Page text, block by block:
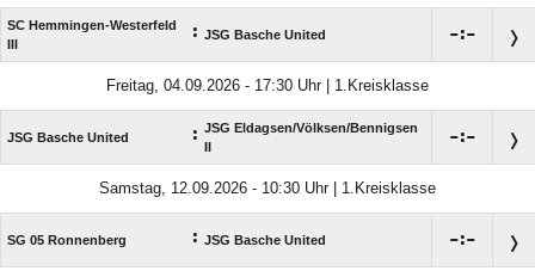
SC Hemmingen-Westerfeld
: JSG Basche United :
Freitag, 04.09.2026 - 17:30 Uhr | 1.Kreisklasse
JSG Basche United : JSG Eldagsen/​Völksen/​Bennigsen
:
Samstag, 12.09.2026 - 10:30 Uhr | 1.Kreisklasse
SG 05 Ronnenberg : JSG Basche United :